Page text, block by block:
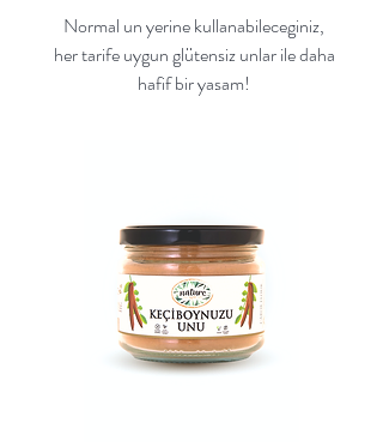
Normal un yerine kullanabileceginiz,
her tarife uygun glütensiz unlar ile daha
hafif bir yasam!